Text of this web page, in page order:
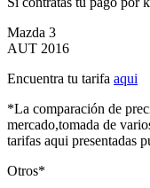
Mazda 3
AUT 2016
Encuentra tu tarifa aqui
*La comparación de
mercado,tomada de
tarifas aqui presentadas
Otros*